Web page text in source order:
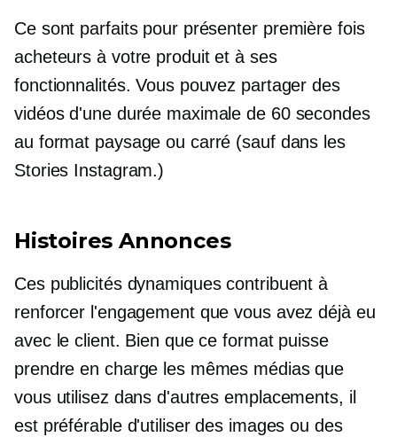
Ce sont parfaits pour présenter première fois
acheteurs à votre produit et à ses
fonctionnalités. Vous pouvez partager des
vidéos d'une durée maximale de 60 secondes
au format paysage ou carré (sauf dans les
Stories Instagram.)
Histoires Annonces
Ces publicités dynamiques contribuent à
renforcer l'engagement que vous avez déjà eu
avec le client. Bien que ce format puisse
prendre en charge les mêmes médias que
vous utilisez dans d'autres emplacements, il
est préférable d'utiliser des images ou des